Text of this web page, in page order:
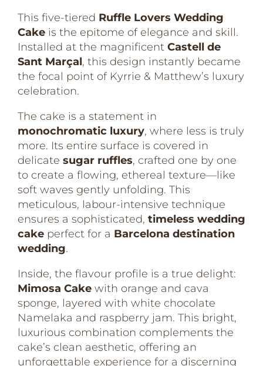
This five-tiered Ruffle Lovers Wedding
Cake is the epitome of elegance and skill.
Installed at the magnificent Castell de
Sant Marçal, this design instantly became
the focal point of Kyrrie & Matthew’s luxury
celebration.
The cake is a statement in
monochromatic luxury, where less is truly
more. Its entire surface is covered in
delicate sugar ruffles, crafted one by one
to create a flowing, ethereal texture—like
soft waves gently unfolding. This
meticulous, labour-intensive technique
ensures a sophisticated, timeless wedding
cake perfect for a Barcelona destination
wedding.
Inside, the flavour profile is a true delight:
Mimosa Cake with orange and cava
sponge, layered with white chocolate
Namelaka and raspberry jam. This bright,
luxurious combination complements the
cake’s clean aesthetic, offering an
unforgettable experience for a discerning